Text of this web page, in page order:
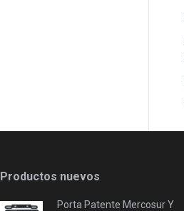
Productos nuevos
Porta Patente Mercosur Y